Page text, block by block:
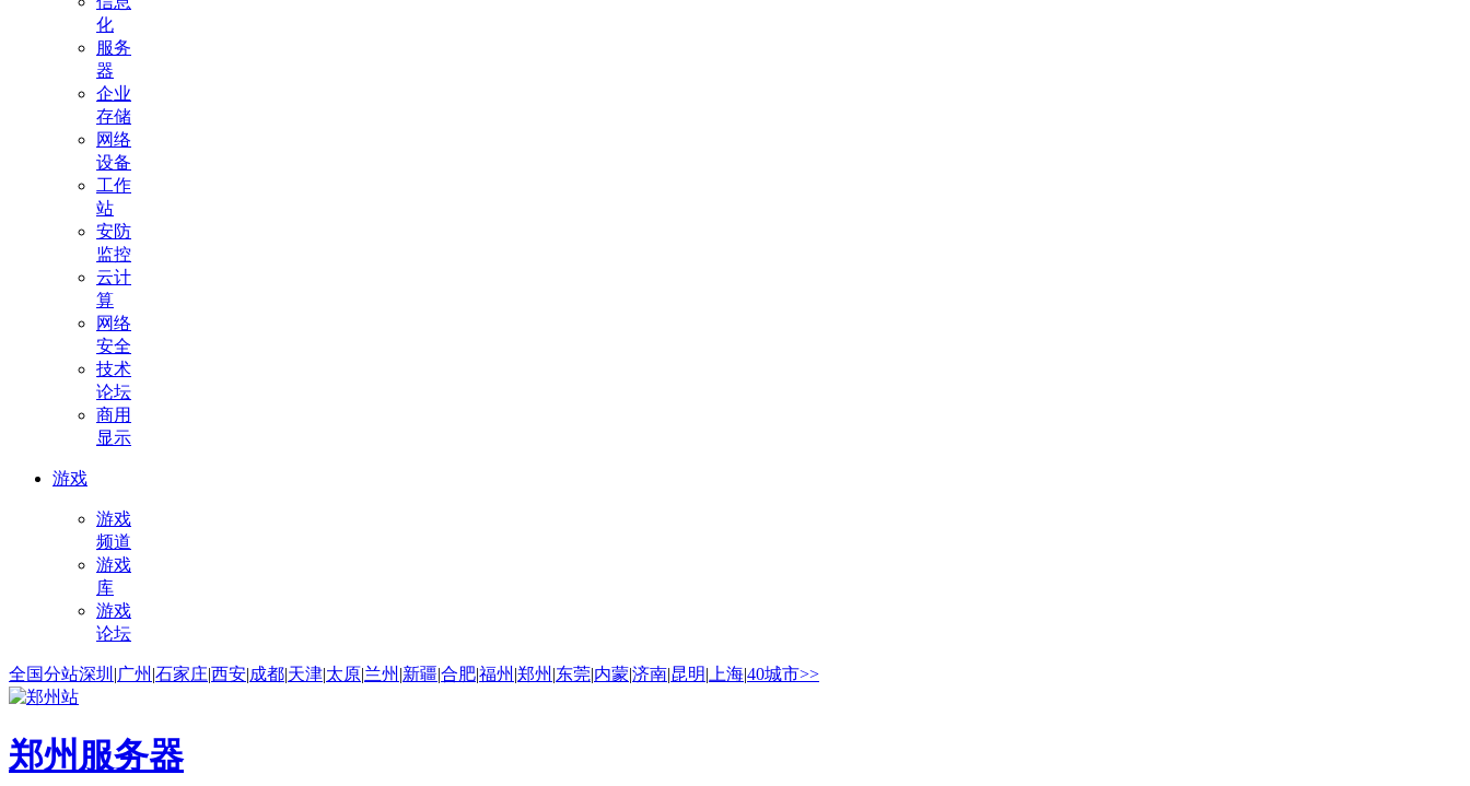
化
服务
器
企业
存储
网络
设备
工作
站
安防
监控
云计
算
网络
安全
技术
论坛
商用
显示
游戏
游戏
频道
游戏
库
游戏
论坛
全国分站深圳 |广州 |石家庄|西安|成都|天津|太原|兰州 |新疆|合肥|福州 |郑州 |东莞|内蒙|济南|昆明| 上海|40城市>>
郑州服务器